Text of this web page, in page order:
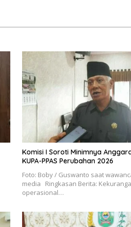
Komisi I Soroti Minimnya
KUPA-PPAS Perubahan 2026
Foto: Boby / Guswanto saat
media Ringkasan Berita:
operasional…